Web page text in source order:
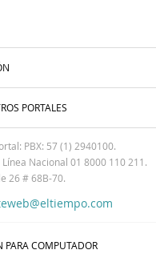
PORTALES
PBX: 57 (1) 2940100.
Nacional 01 8000 110 211.
26 # 68B-70.
PARA COMPUTADOR